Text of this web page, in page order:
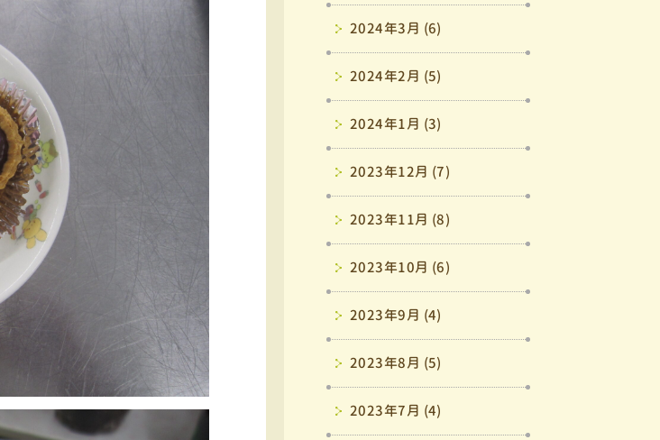
2024年3月 (6)
2024年2月 (5)
2024年1月 (3)
2023年12月 (7)
2023年11月 (8)
2023年10月 (6)
2023年9月 (4)
2023年8月 (5)
2023年7月 (4)